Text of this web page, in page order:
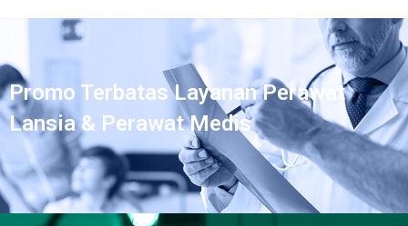
Promo Terbatas Layanan Perawat
Lansia & Perawat Medis